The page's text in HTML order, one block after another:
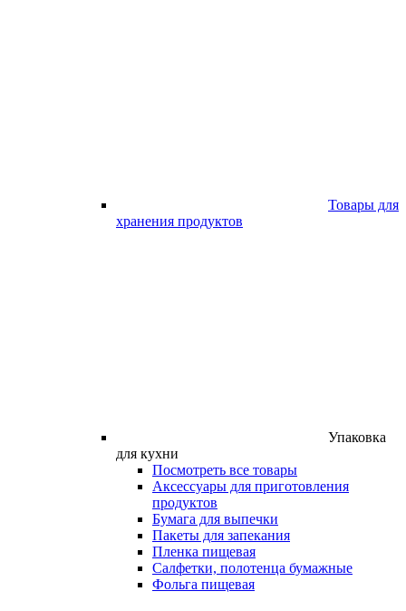
Товары для
хранения продуктов
Упаковка
для кухни
Посмотреть все товары
Аксессуары для приготовления
продуктов
Бумага для выпечки
Пакеты для запекания
Пленка пищевая
Салфетки, полотенца бумажные
Фольга пищевая